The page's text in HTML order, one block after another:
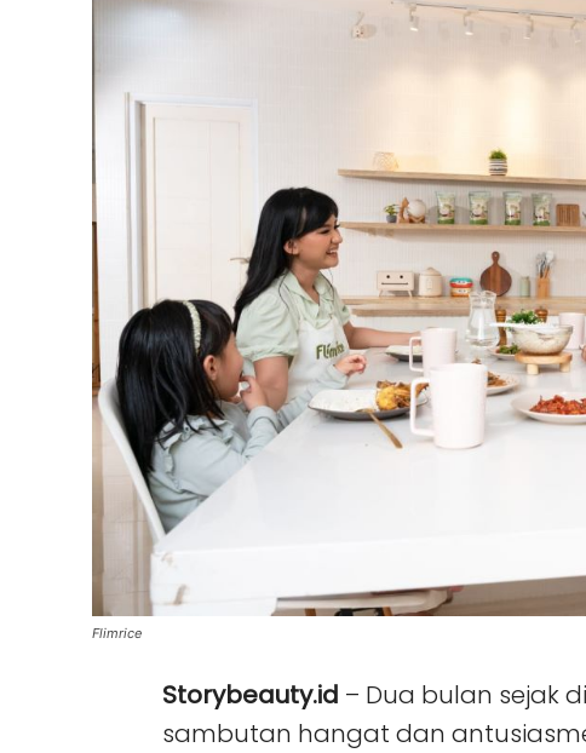
Flimrice
Storybeauty.id – Dua bulan sejak
sambutan hangat dan